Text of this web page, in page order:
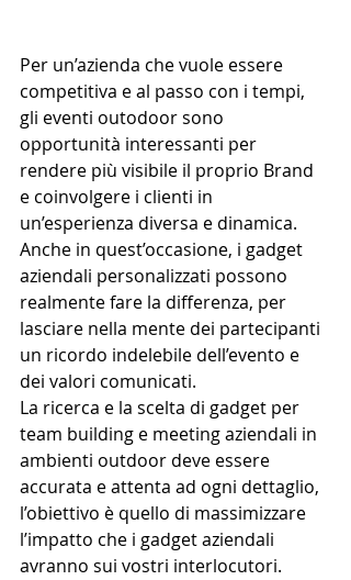
Per un’azienda che vuole essere
competitiva e al passo con i tempi,
gli eventi outodoor sono
opportunità interessanti per
rendere più visibile il proprio Brand
e coinvolgere i clienti in
un’esperienza diversa e dinamica.
Anche in quest’occasione, i gadget
aziendali personalizzati possono
realmente fare la differenza, per
lasciare nella mente dei partecipanti
un ricordo indelebile dell’evento e
dei valori comunicati.
La ricerca e la scelta di gadget per
team building e meeting aziendali in
ambienti outdoor deve essere
accurata e attenta ad ogni dettaglio,
l’obiettivo è quello di massimizzare
l’impatto che i gadget aziendali
avranno sui vostri interlocutori.